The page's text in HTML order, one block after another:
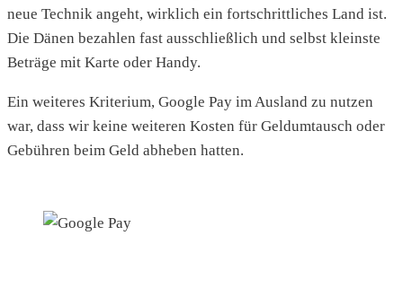
neue Technik angeht, wirklich ein fortschrittliches Land ist.
Die Dänen bezahlen fast ausschließlich und selbst kleinste
Beträge mit Karte oder Handy.
Ein weiteres Kriterium, Google Pay im Ausland zu nutzen
war, dass wir keine weiteren Kosten für Geldumtausch oder
Gebühren beim Geld abheben hatten.